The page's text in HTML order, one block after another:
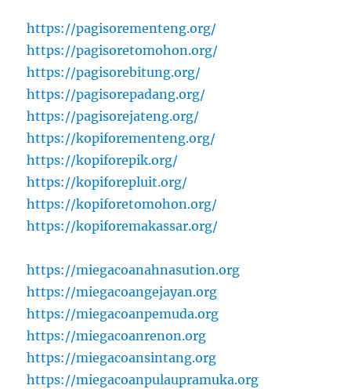
https://pagisorementeng.org/
https://pagisoretomohon.org/
https://pagisorebitung.org/
https://pagisorepadang.org/
https://pagisorejateng.org/
https://kopiforementeng.org/
https://kopiforepik.org/
https://kopiforepluit.org/
https://kopiforetomohon.org/
https://kopiforemakassar.org/
https://miegacoanahnasution.org
https://miegacoangejayan.org
https://miegacoanpemuda.org
https://miegacoanrenon.org
https://miegacoansintang.org
https://miegacoanpulaupramuka.org